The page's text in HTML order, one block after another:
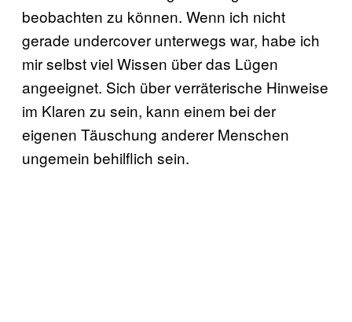
beobachten zu können. Wenn ich nicht
gerade undercover unterwegs war, habe ich
mir selbst viel Wissen über das Lügen
angeeignet. Sich über verräterische Hinweise
im Klaren zu sein, kann einem bei der
eigenen Täuschung anderer Menschen
ungemein behilflich sein.